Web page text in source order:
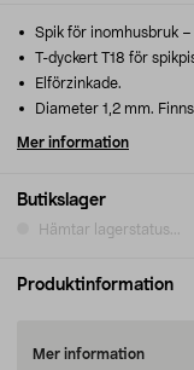
Butikslager
Hämtar lagerstatus...
Spik för inomhusbruk
T-dyckert T18 för
Elförzinkade.
Diameter 1,2 mm.
Mer information
Produktinformation
Mer information